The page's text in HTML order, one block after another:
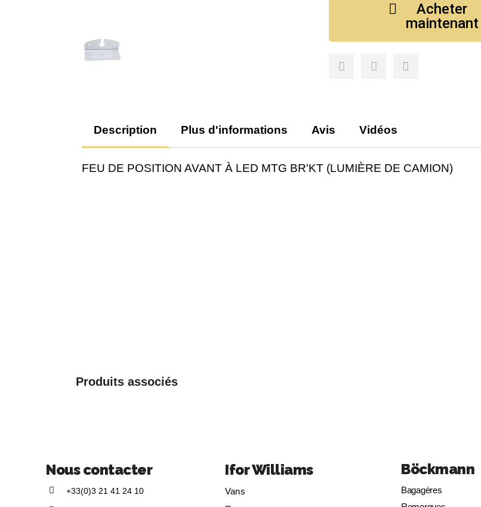
Acheter
maintenant
Description Plus d'informations Avis Vidéos
FEU DE POSITION AVANT À LED MTG BR'KT (LUMIÈRE DE CAMION)
Produits associés
Nous contacter
+33(0)3 21 41 24 10
Ifor Williams
Vans
Böckmann
Bagagères